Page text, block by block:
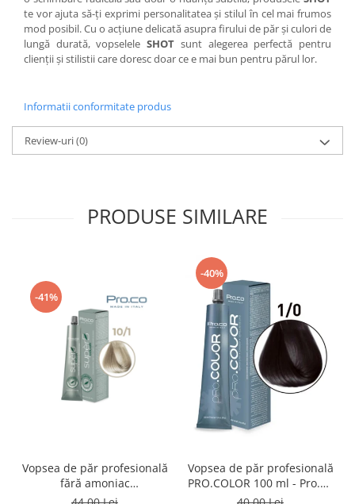
te vor ajuta să-ți exprimi personalitatea și stilul în cel mai frumos
mod posibil. Cu o acțiune delicată asupra firului de păr și culori de
lungă durată, vopseleleSHOT sunt alegerea perfectă pentru
clienții și stilistii care doresc doar ce e mai bun pentru părul lor.
Informatii conformitate produs
Review-uri(0)
PRODUSE SIMILARE
-41%
Vopsea de păr profesională
fără amoniac
SUPERB.COLOR 100 ml -
-40%
Vopsea de păr profesională
PRO.COLOR 100 ml - Pro.Co
- 1/0 NEGRU